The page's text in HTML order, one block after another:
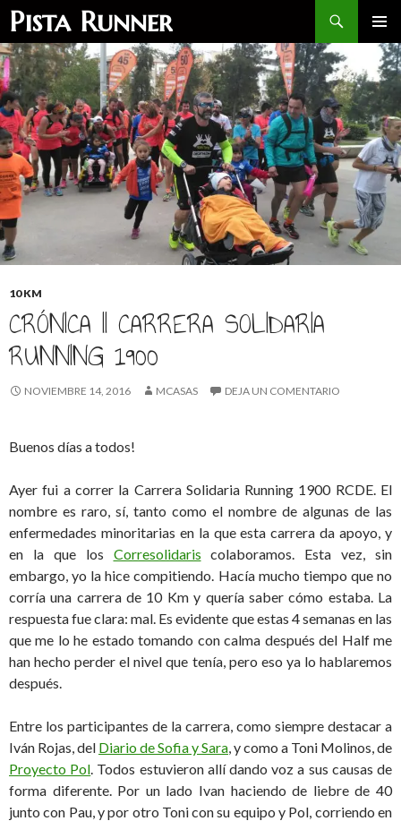
Pista Runner
Buscar
MENÚ
SALTAR
AL
CONTENIDO
10 KM
CRÓNICA II CARRERA SOLIDARIA
RUNNING 1900
NOVIEMBRE 14, 2016 MCASAS DEJA UN COMENTARIO
Buenos días a todos!
Ayer fui a correr la Carrera Solidaria Running 1900 RCDE. El
nombre es raro, sí, tanto como el nombre de algunas de las
enfermedades minoritarias en la que esta carrera da apoyo, y
en la que los Corresolidaris colaboramos. Esta vez, sin
embargo, yo la hice compitiendo. Hacía mucho tiempo que no
corría una carrera de 10 Km y quería saber cómo estaba. La
respuesta fue clara: mal. Es evidente que estas 4 semanas en las
que me lo he estado tomando con calma después del Half me
han hecho perder el nivel que tenía, pero eso ya lo hablaremos
después.
Entre los participantes de la carrera, como siempre destacar a
Iván Rojas, del Diario de Sofia y Sara, y como a Toni Molinos, de
Proyecto Pol. Todos estuvieron allí dando voz a sus causas de
forma diferente. Por un lado Ivan haciendo de liebre de 40
junto con Pau, y por otro Toni con su equipo y Pol, corriendo en